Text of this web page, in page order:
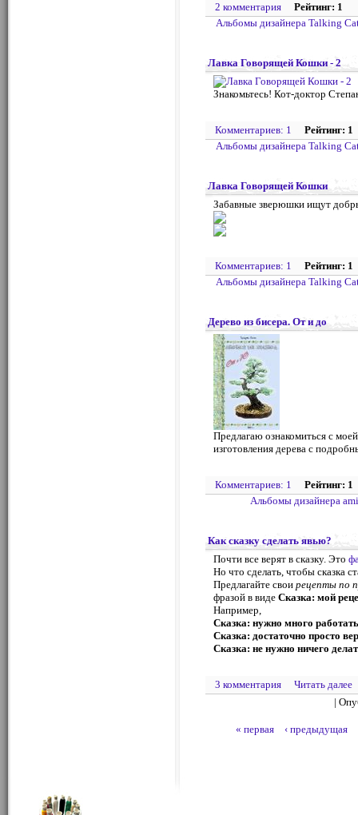
2 комментария
Рейтинг: 1
Альбомы дизайнера Talking
Лавка Говорящей Кошки - 2
Знакомьтесь! Кот-доктор
Комментариев: 1
Рейтинг: 1
Альбомы дизайнера Talking
Лавка Говорящей Кошки
Забавные зверюшки ищут
Комментариев: 1
Рейтинг: 1
Альбомы дизайнера Talking
Дерево из бисера. От и до
Предлагаю ознакомиться с
изготовления дерева с
Комментариев: 1
Рейтинг: 1
Альбомы дизайнера
Как сказку сделать явью?
Почти все верят в сказку. Это
Но что сделать, чтобы сказка
Предлагайте свои рецепты по
фразой в виде Сказка: мой
Например,
Сказка: нужно много работать
Сказка: достаточно просто
Сказка: не нужно ничего
3 комментария
Читать далее
|
« первая ‹ предыдущая